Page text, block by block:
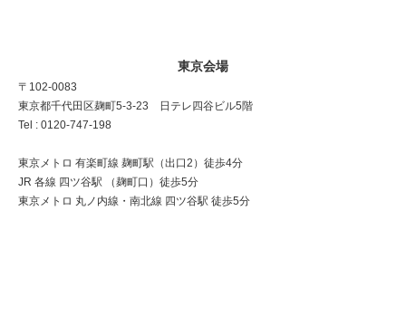
東京会場
〒102-0083
東京都千代田区麹町5-3-23 日テレ四谷ビル5階
Tel : 0120-747-198
東京メトロ 有楽町線 麹町駅（出口2）徒歩4分
JR 各線 四ツ谷駅 （麹町口）徒歩5分
東京メトロ 丸ノ内線・南北線 四ツ谷駅 徒歩5分